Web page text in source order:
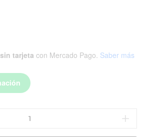
tarjeta con Mercado Pago. Saber más